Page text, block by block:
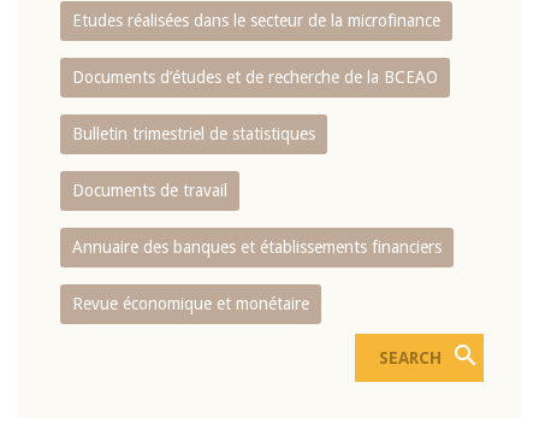
Etudes réalisées dans le secteur de la microfinance
Documents d’études et de recherche de la BCEAO
Bulletin trimestriel de statistiques
Documents de travail
Annuaire des banques et établissements financiers
Revue économique et monétaire